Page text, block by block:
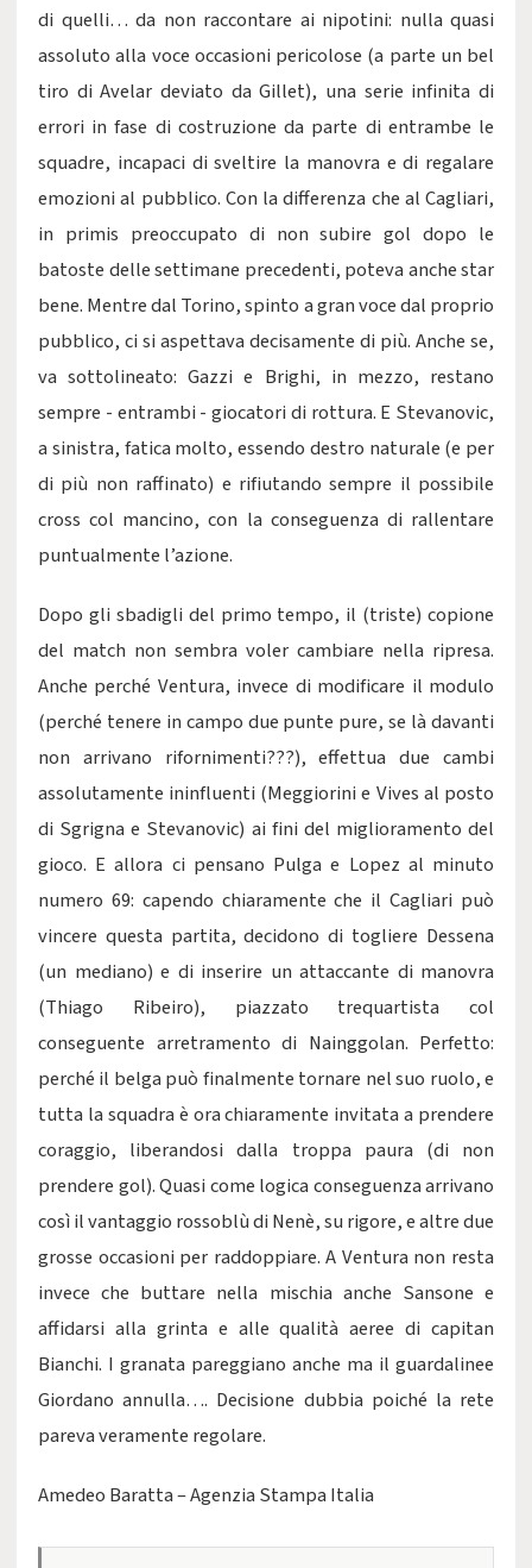
di quelli… da non raccontare ai nipotini: nulla quasi
assoluto alla voce occasioni pericolose (a parte un bel
tiro di Avelar deviato da Gillet), una serie infinita di
errori in fase di costruzione da parte di entrambe le
squadre, incapaci di sveltire la manovra e di regalare
emozioni al pubblico. Con la differenza che al Cagliari,
in primis preoccupato di non subire gol dopo le
batoste delle settimane precedenti, poteva anche star
bene. Mentre dal Torino, spinto a gran voce dal proprio
pubblico, ci si aspettava decisamente di più. Anche se,
va sottolineato: Gazzi e Brighi, in mezzo, restano
sempre - entrambi - giocatori di rottura. E Stevanovic,
a sinistra, fatica molto, essendo destro naturale (e per
di più non raffinato) e rifiutando sempre il possibile
cross col mancino, con la conseguenza di rallentare
puntualmente l’azione.
Dopo gli sbadigli del primo tempo, il (triste) copione
del match non sembra voler cambiare nella ripresa.
Anche perché Ventura, invece di modificare il modulo
(perché tenere in campo due punte pure, se là davanti
non arrivano rifornimenti???), effettua due cambi
assolutamente ininfluenti (Meggiorini e Vives al posto
di Sgrigna e Stevanovic) ai fini del miglioramento del
gioco. E allora ci pensano Pulga e Lopez al minuto
numero 69: capendo chiaramente che il Cagliari può
vincere questa partita, decidono di togliere Dessena
(un mediano) e di inserire un attaccante di manovra
(Thiago Ribeiro), piazzato trequartista col
conseguente arretramento di Nainggolan. Perfetto:
perché il belga può finalmente tornare nel suo ruolo, e
tutta la squadra è ora chiaramente invitata a prendere
coraggio, liberandosi dalla troppa paura (di non
prendere gol). Quasi come logica conseguenza arrivano
così il vantaggio rossoblù di Nenè, su rigore, e altre due
grosse occasioni per raddoppiare. A Ventura non resta
invece che buttare nella mischia anche Sansone e
affidarsi alla grinta e alle qualità aeree di capitan
Bianchi. I granata pareggiano anche ma il guardalinee
Giordano annulla…. Decisione dubbia poiché la rete
pareva veramente regolare.
Amedeo Baratta – Agenzia Stampa Italia